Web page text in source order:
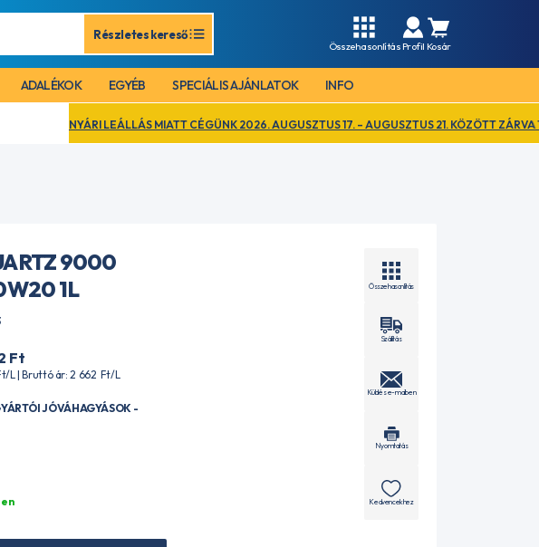
Részletes kereső
Összehasonlítás Profil Kosár
ADALÉKOK EGYÉB SPECIÁLIS AJÁNLATOK INFO
LEÁLLÁS MIATT CÉGÜNK 2026. AUGUSZTUS 17. – AUGUSZTUS 21. KÖZÖTT ZÁRVA TART. EZ IDŐ
9000
1L
Ft
/L | Bruttó ár: 2 662 Ft/L
JÓVÁHAGYÁSOK -
Összehasonlítás
Szállítás
Küldés e-mailben
Nyomtatás
Kedvencekhez